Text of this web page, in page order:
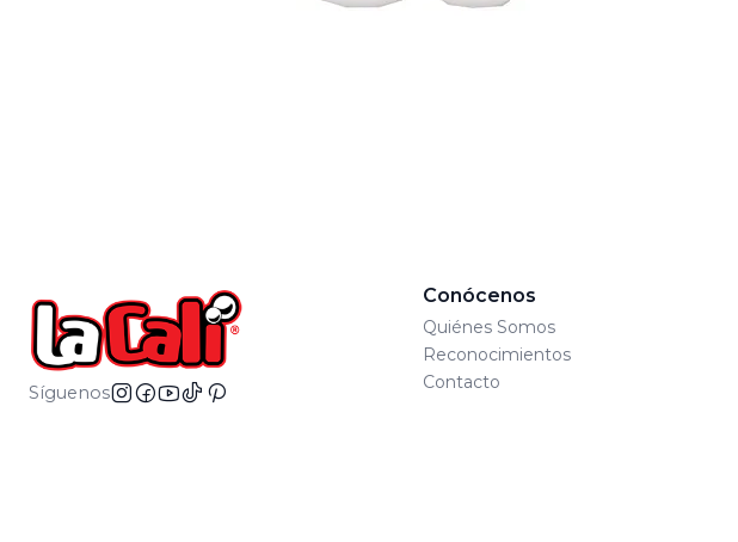
Síguenos
Conócenos
Quiénes Somos
Reconocimientos
Contacto